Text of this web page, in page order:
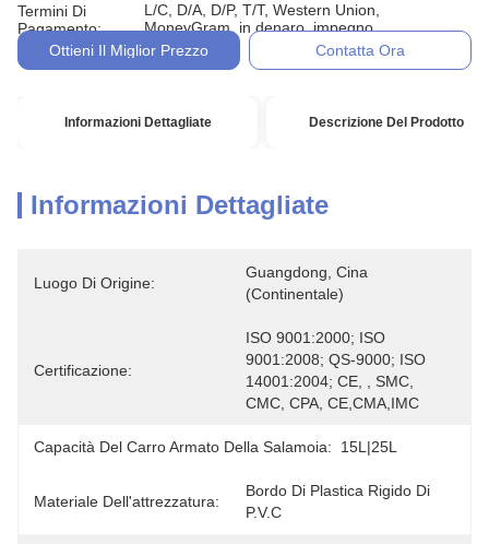
Termini Di
Pagamento:
L/C, D/A, D/P, T/T, Western Union,
MoneyGram, in denaro, impegno
Ottieni Il Miglior Prezzo
Contatta Ora
Informazioni Dettagliate Descrizione Del Prodotto
Informazioni Dettagliate
Luogo Di Origine:
Guangdong, Cina
(continentale)
Certificazione:
ISO 9001:2000; ISO
9001:2008; QS-9000; ISO
14001:2004; CE, , SMC,
CMC, CPA, CE,CMA,IMC
Capacità Del Carro Armato Della Salamoia: 15L|25L
Materiale Dell'attrezzatura:
Bordo Di Plastica Rigido Di
P.V.C